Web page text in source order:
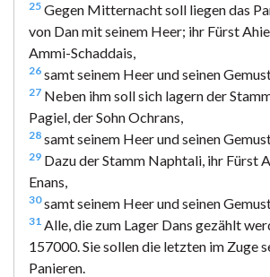
25 Gegen Mitternacht soll liegen das
von Dan mit seinem Heer; ihr Fürst
Ammi-Schaddais,
26 samt seinem Heer und seinen
27 Neben ihm soll sich lagern der
Pagiel, der Sohn Ochrans,
28 samt seinem Heer und seinen
29 Dazu der Stamm Naphtali, ihr Fürst
Enans,
30samt seinem Heer und seinen
31 Alle, die zum Lager Dans gezählt
157000. Sie sollen die letzten im Zuge
Panieren.